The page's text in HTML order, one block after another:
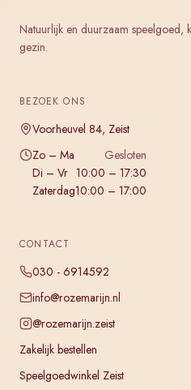
Natuurlijk en duurzaam speelgoed,
gezin.
BEZOEK ONS
Voorheuvel 84, Zeist
Zo – Ma
Gesloten
Di – Vr 10:00 – 17:30
Zaterdag10:00 – 17:00
CONTACT
030 - 6914592
info@rozemarijn.nl
@rozemarijn.zeist
Zakelijk bestellen
Speelgoedwinkel Zeist